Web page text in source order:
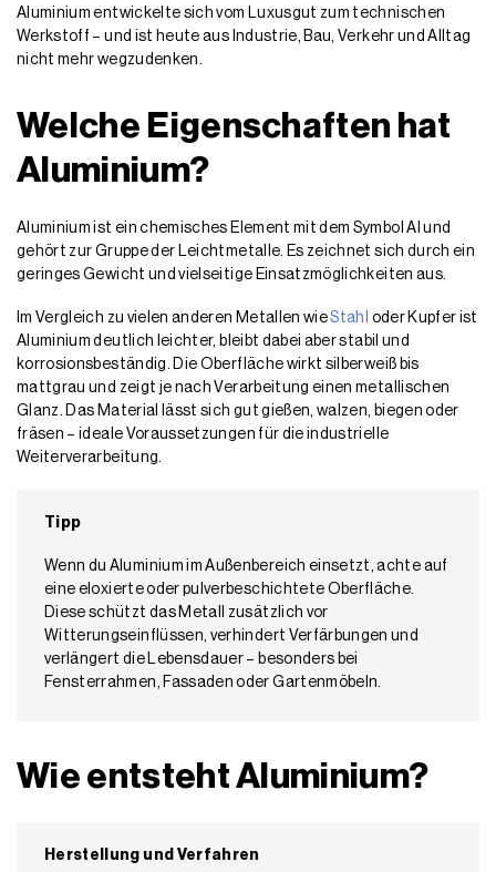
Aluminium entwickelte sich vom Luxusgut zum technischen
Werkstoff – und ist heute aus Industrie, Bau, Verkehr und Alltag
nicht mehr wegzudenken.
Welche Eigenschaften hat
Aluminium?
Aluminium ist ein chemisches Element mit dem Symbol Al und
gehört zur Gruppe der Leichtmetalle. Es zeichnet sich durch ein
geringes Gewicht und vielseitige Einsatzmöglichkeiten aus.
Im Vergleich zu vielen anderen Metallen wieStahl oder Kupfer ist
Aluminium deutlich leichter, bleibt dabei aber stabil und
korrosionsbeständig. Die Oberfläche wirkt silberweiß bis
mattgrau und zeigt je nach Verarbeitung einen metallischen
Glanz. Das Material lässt sich gut gießen, walzen, biegen oder
fräsen – ideale Voraussetzungen für die industrielle
Weiterverarbeitung.
Tipp
Wenn du Aluminium im Außenbereich einsetzt, achte auf
eine eloxierte oder pulverbeschichtete Oberfläche.
Diese schützt das Metall zusätzlich vor
Witterungseinflüssen, verhindert Verfärbungen und
verlängert die Lebensdauer – besonders bei
Fensterrahmen, Fassaden oder Gartenmöbeln.
Wie entsteht Aluminium?
Herstellung und Verfahren